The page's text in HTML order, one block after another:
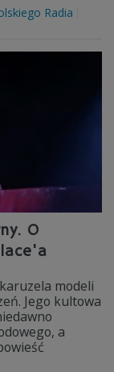
Radia
O
modeli
Jego kultowa
a